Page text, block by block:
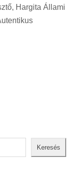
Hargita Állami
Keresés